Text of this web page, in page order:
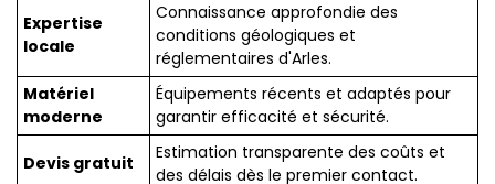
Expertise
locale
Connaissance approfondie des
conditions géologiques et
réglementaires d'Arles.
Matériel
moderne
Équipements récents et adaptés pour
garantir efficacité et sécurité.
Devis gratuit
Estimation transparente des coûts et
des délais dès le premier contact.